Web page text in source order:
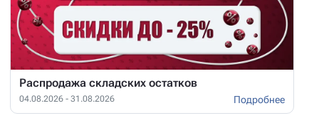
Распродажа складских остатков
04.08.2026 - 31.08.2026 Подробнее